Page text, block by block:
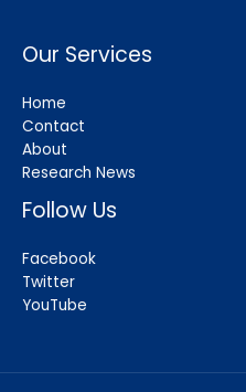
Our Services
Home
Contact
About
Research News
Follow Us
Facebook
Twitter
YouTube